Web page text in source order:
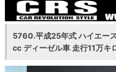
5760.平成25年式 ハイエー
cc ディーゼル車 走行11万キ